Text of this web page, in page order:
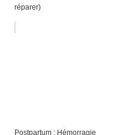
réparer)
Postpartum : Hémorragie